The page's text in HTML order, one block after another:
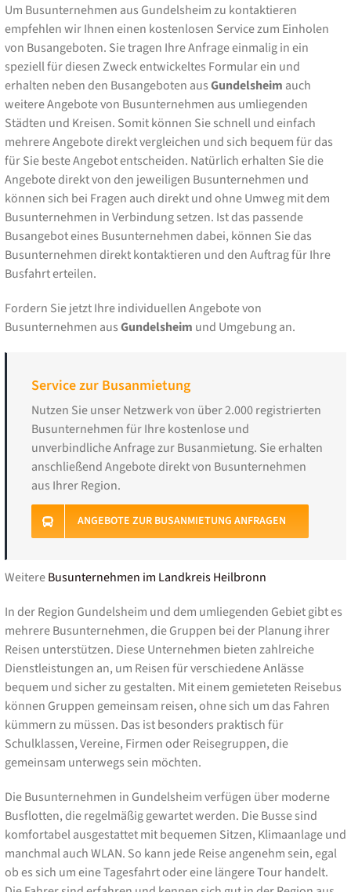
Um Busunternehmen aus Gundelsheim zu kontaktieren
empfehlen wir Ihnen einen kostenlosen Service zum Einholen
von Busangeboten. Sie tragen Ihre Anfrage einmalig in ein
speziell für diesen Zweck entwickeltes Formular ein und
erhalten neben den Busangeboten ausGundelsheim auch
weitere Angebote von Busunternehmen aus umliegenden
Städten und Kreisen. Somit können Sie schnell und einfach
mehrere Angebote direkt vergleichen und sich bequem für das
für Sie beste Angebot entscheiden. Natürlich erhalten Sie die
Angebote direkt von den jeweiligen Busunternehmen und
können sich bei Fragen auch direkt und ohne Umweg mit dem
Busunternehmen in Verbindung setzen. Ist das passende
Busangebot eines Busunternehmen dabei, können Sie das
Busunternehmen direkt kontaktieren und den Auftrag für Ihre
Busfahrt erteilen.
Fordern Sie jetzt Ihre individuellen Angebote von
Busunternehmen ausGundelsheim und Umgebung an.
Service zur Busanmietung
Nutzen Sie unser Netzwerk von über 2.000 registrierten
Busunternehmen für Ihre kostenlose und
unverbindliche Anfrage zur Busanmietung. Sie erhalten
anschließend Angebote direkt von Busunternehmen
aus Ihrer Region.
ANGEBOTE ZUR BUSANMIETUNG ANFRAGEN
WeitereBusunternehmen im Landkreis Heilbronn
In der Region Gundelsheim und dem umliegenden Gebiet gibt es
mehrere Busunternehmen, die Gruppen bei der Planung ihrer
Reisen unterstützen. Diese Unternehmen bieten zahlreiche
Dienstleistungen an, um Reisen für verschiedene Anlässe
bequem und sicher zu gestalten. Mit einem gemieteten Reisebus
können Gruppen gemeinsam reisen, ohne sich um das Fahren
kümmern zu müssen. Das ist besonders praktisch für
Schulklassen, Vereine, Firmen oder Reisegruppen, die
gemeinsam unterwegs sein möchten.
Die Busunternehmen in Gundelsheim verfügen über moderne
Busflotten, die regelmäßig gewartet werden. Die Busse sind
komfortabel ausgestattet mit bequemen Sitzen, Klimaanlage und
manchmal auch WLAN. So kann jede Reise angenehm sein, egal
ob es sich um eine Tagesfahrt oder eine längere Tour handelt.